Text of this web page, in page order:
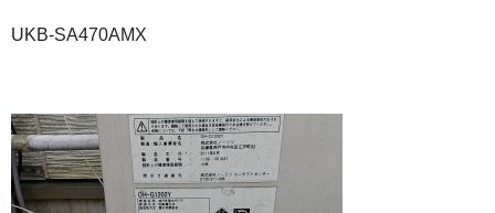
UKB-SA470AMX